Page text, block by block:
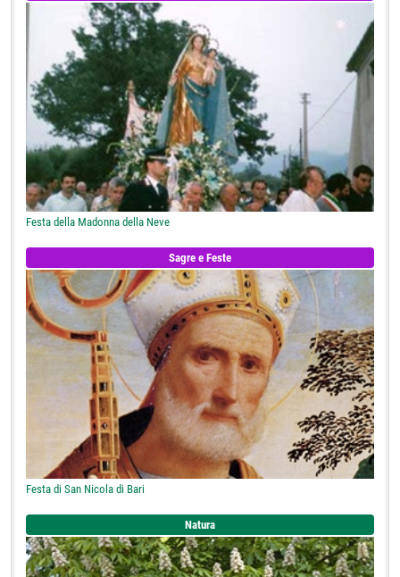
Festa della Madonna della Neve
Sagre e Feste
Festa di San Nicola di Bari
Natura